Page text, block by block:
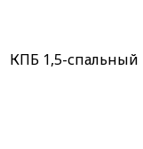
КПБ 1,5-спальный